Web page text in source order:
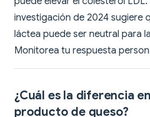
investigación de 2024 sugiere
láctea puede ser neutral para
Monitorea tu respuesta
¿Cuál es la diferencia
producto de queso?